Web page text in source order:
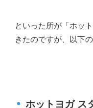
といった所が「ホッ
きたのですが、以下
ホットヨガ ス